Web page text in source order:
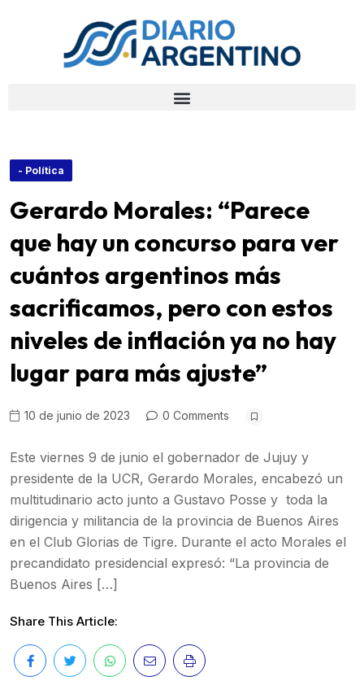
- Política
Gerardo Morales: “Parece
que hay un concurso para ver
cuántos argentinos más
sacrificamos, pero con estos
niveles de inflación ya no hay
lugar para más ajuste”
10 de junio de 2023 0 Comments
Este viernes 9 de junio el gobernador de Jujuy y
presidente de la UCR, Gerardo Morales, encabezó un
multitudinario acto junto a Gustavo Posse y toda la
dirigencia y militancia de la provincia de Buenos Aires
en el Club Glorias de Tigre. Durante el acto Morales el
precandidato presidencial expresó: “La provincia de
Buenos Aires […]
Share This Article: